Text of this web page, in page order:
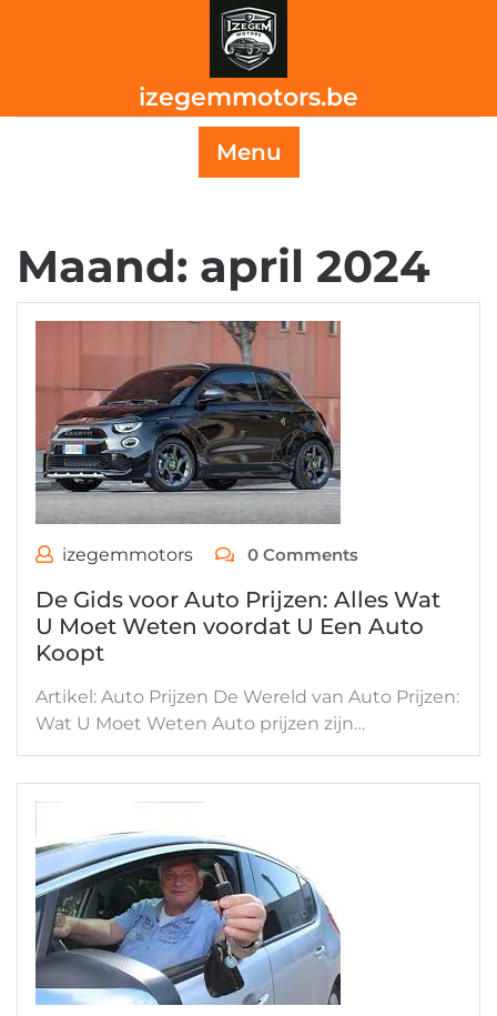
izegemmotors.be
Menu
Maand: april 2024
izegemmotors 0 Comments
De Gids voor Auto Prijzen: Alles Wat
U Moet Weten voordat U Een Auto
Koopt
Artikel: Auto Prijzen De Wereld van Auto Prijzen:
Wat U Moet Weten Auto prijzen zijn…